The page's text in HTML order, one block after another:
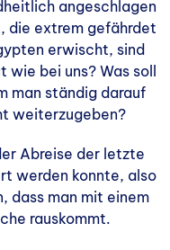
angeschlagen
die extrem gefährdet
erwischt, sind
bei uns? Was soll
man ständig darauf
weiterzugeben?
Abreise der letzte
werden konnte, also
dass man mit einem
rauskommt.